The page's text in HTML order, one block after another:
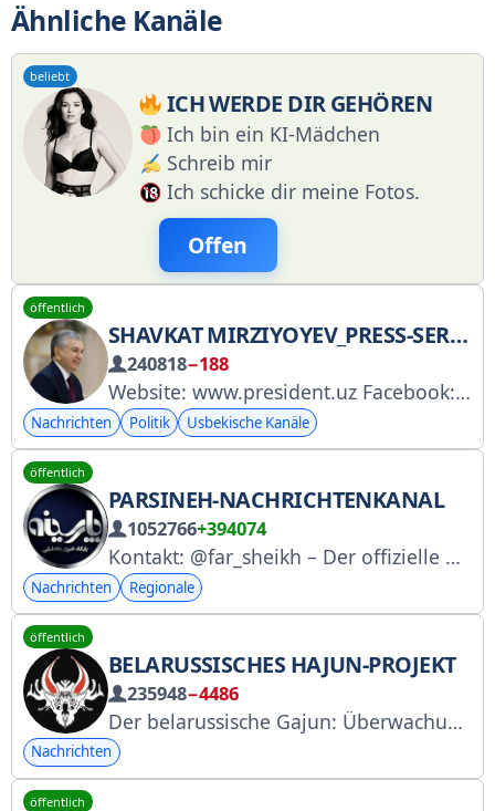
Ähnliche Kanäle
beliebt
ICH WERDE DIR GEHÖREN
Ich bin ein KI-Mädchen
Schreib mir
Ich schicke dir meine Fotos.
Offen
öffentlich
SHAVKAT MIRZIYOYEV_PRESS-SERVICE
240818−188
Website: www.president.uz Facebook: www.fb.com/Mirziyoyev Instagram: www.instagram.com/mirziyoyev_sh X: https://x.com/president_uz YouTube: www.youtube.com/PrezidentMatbuotxizmati © Pressedienst des Präsidenten von Usbekistan
Nachrichten Politik Usbekische Kanäle
öffentlich
PARSINEH-NACHRICHTENKANAL
1052766+394074
Kontakt: @far_sheikh – Der offizielle Kanal der analytischen Nachrichtenwebsite Parsineh. Persischsprachige lesen Parsineh... www.parsine.com
Nachrichten Regionale
öffentlich
BELARUSSISCHES HAJUN-PROJEKT
235948−4486
Der belarussische Gajun: Überwachung der Militäraktivitäten. Wir beobachten die Geschehnisse in Belarus. Und auch die von außerhalb. @HajunBYbot – Melden Sie Ihre Beobachtungen. @motolkohelp
Nachrichten
öffentlich